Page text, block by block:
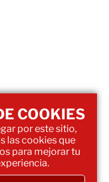
COOKIES
por este sitio,
las cookies que
para mejorar tu